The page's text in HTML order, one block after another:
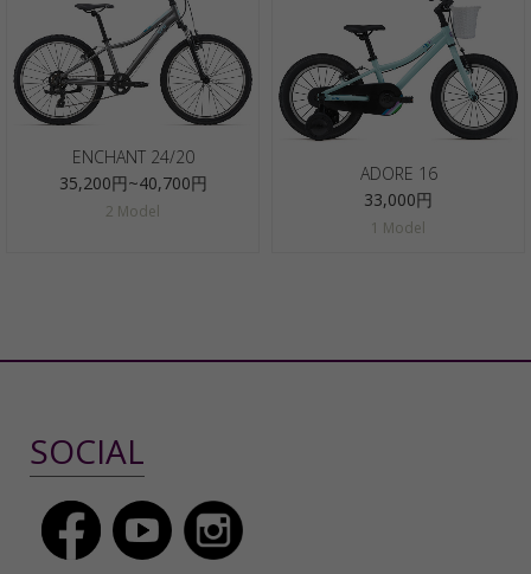
ENCHANT 24/20
35,200円~40,700円
2 Model
ADORE 16
33,000円
1 Model
SOCIAL